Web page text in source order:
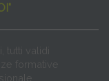
tutti validi
formative